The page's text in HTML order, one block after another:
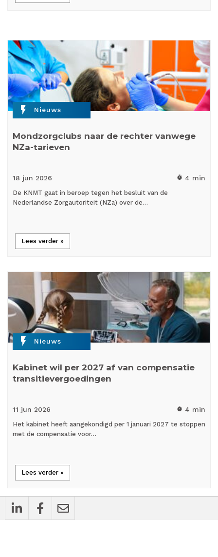
flash_on Nieuws
Mondzorgclubs naar de rechter vanwege
NZa-tarieven
18 jun 2026 timer 4 min
De KNMT gaat in beroep tegen het besluit van de
Nederlandse Zorgautoriteit (NZa) over de…
Lees verder »
flash_on Nieuws
Kabinet wil per 2027 af van compensatie
transitievergoedingen
11 jun 2026 timer 4 min
Het kabinet heeft aangekondigd per 1 januari 2027 te stoppen
met de compensatie voor…
Lees verder »